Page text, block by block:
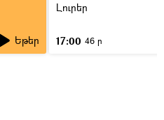
Եթեր
Լուրեր
17:00 46 ր